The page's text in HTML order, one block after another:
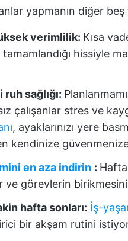
yapmanın diğer beş
verimlilik: Kısa
hissiyle
ruh sağlığı:
çalışanlar stres ve
, ayaklarınızı yere
kendinize güvenmenize
en aza indirin :
ve görevlerin
hafta sonları: İş-
bir akşam rutini